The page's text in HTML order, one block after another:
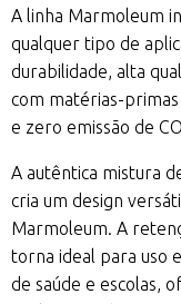
A linha Marmoleum
qualquer tipo de
durabilidade, alta
com matérias-
e zero emissão de
A autêntica mistura
cria um design
Marmoleum. A
torna ideal para uso
de saúde e escolas,